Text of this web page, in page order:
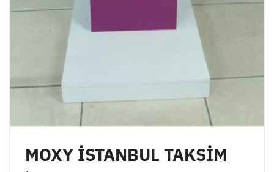
MOXY İSTANBUL TAKSİM